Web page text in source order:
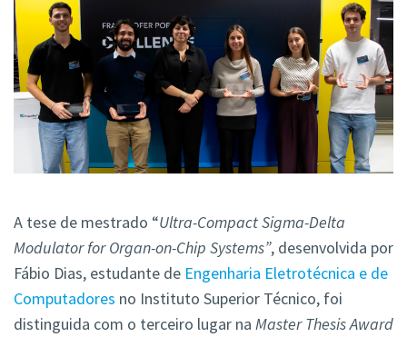
A tese de mestrado “Ultra-Compact Sigma-Delta
Modulator for Organ-on-Chip Systems”, desenvolvida por
Fábio Dias, estudante de Engenharia Eletrotécnica e de
Computadores no Instituto Superior Técnico, foi
distinguida com o terceiro lugar na Master Thesis Award